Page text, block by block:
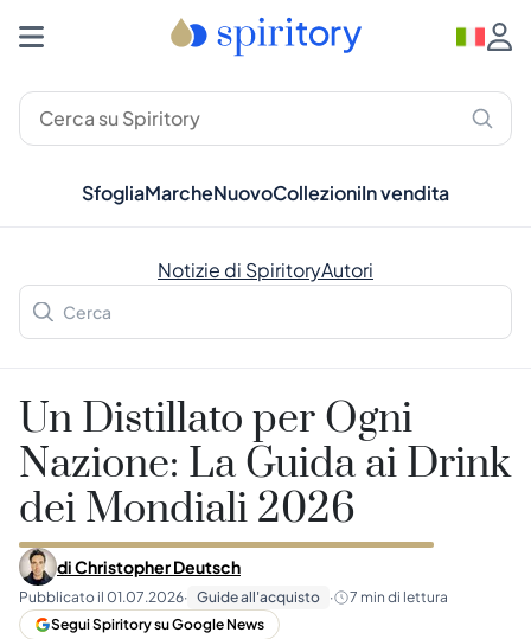
SfogliaMarcheNuovoCollezioniIn vendita
Notizie di SpiritoryAutori
Un Distillato per Ogni
Nazione: La Guida ai Drink
dei Mondiali 2026
diChristopher Deutsch
Pubblicato il 01.07.2026· Guide all'acquisto · 7 min di lettura
Segui Spiritory su Google News